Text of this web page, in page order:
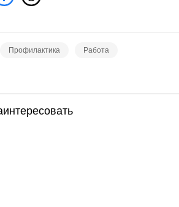
Профилактика Работа